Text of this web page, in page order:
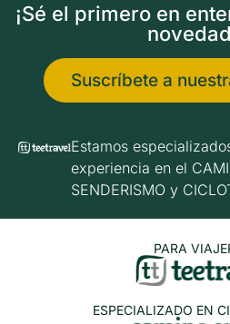
¡Sé el primero en
Suscríbete a
Estamos
experiencia en el
SENDERISMO y
PARA
ESPECIALIZADO EN